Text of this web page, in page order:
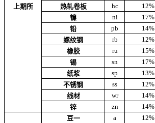
上期所
热轧卷板
hc 12%
镍
ni 17%
铅
pb 14%
螺纹钢
rb 12%
橡胶
ru 15%
锡
sn 17%
纸浆
sp 13%
不锈钢
ss 12%
线材
wr 14%
锌
zn 14%
豆一 a 12%